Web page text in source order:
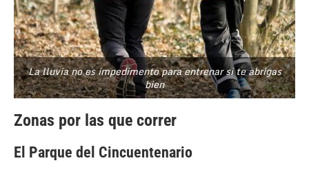
La lluvia no es impedimento para entrenar si te abrigas
bien
Zonas por las que correr
El Parque del Cincuentenario